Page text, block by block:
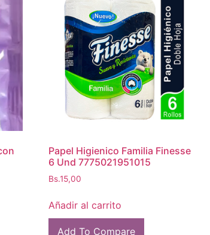
Papel Higienico Familia Finesse
6 Und 7775021951015
Bs.15,00
Añadir al carrito
Add To Compare